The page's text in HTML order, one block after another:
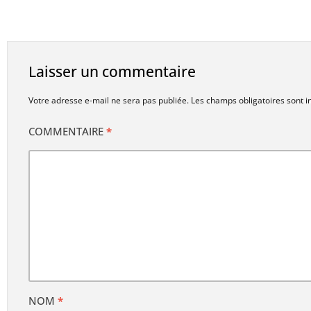
Laisser un commentaire
Votre adresse e-mail ne sera pas publiée. Les champs obligatoires sont
COMMENTAIRE *
NOM *